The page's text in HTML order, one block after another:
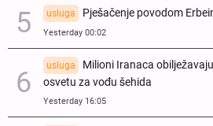
usluga Pješačenje povodom
Yesterday 00:02
usluga
Milioni Iranaca
osvetu za vođu šehida
Yesterday 16:05